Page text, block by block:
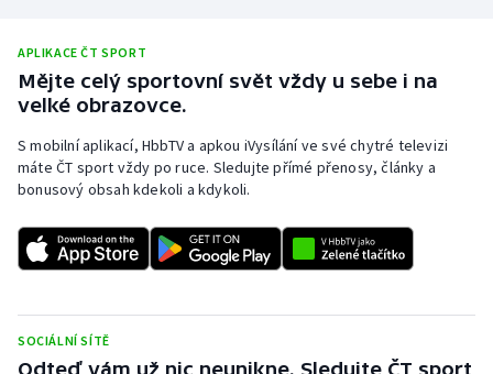
APLIKACE ČT SPORT
Mějte celý sportovní svět vždy u sebe i na
velké obrazovce.
S mobilní aplikací, HbbTV a apkou iVysílání ve své chytré televizi
máte ČT sport vždy po ruce. Sledujte přímé přenosy, články a
bonusový obsah kdekoli a kdykoli.
SOCIÁLNÍ SÍTĚ
Odteď vám už nic neunikne. Sledujte ČT sport